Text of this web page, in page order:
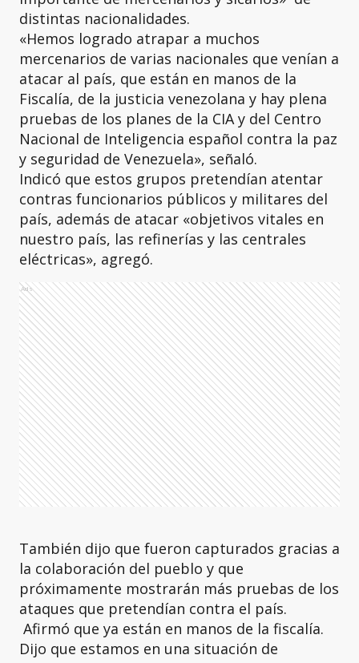
distintas nacionalidades.
«Hemos logrado atrapar a muchos
mercenarios de varias nacionales que venían a
atacar al país, que están en manos de la
Fiscalía, de la justicia venezolana y hay plena
pruebas de los planes de la CIA y del Centro
Nacional de Inteligencia español contra la paz
y seguridad de Venezuela», señaló.
Indicó que estos grupos pretendían atentar
contras funcionarios públicos y militares del
país, además de atacar «objetivos vitales en
nuestro país, las refinerías y las centrales
eléctricas», agregó.
Ads
También dijo que fueron capturados gracias a
la colaboración del pueblo y que
próximamente mostrarán más pruebas de los
ataques que pretendían contra el país.
Afirmó que ya están en manos de la fiscalía.
Dijo que estamos en una situación de